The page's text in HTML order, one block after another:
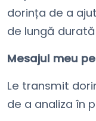
dorința de a
de lungă
Mesajul meu
Le transmit
de a analiza în